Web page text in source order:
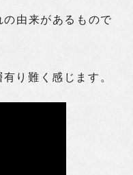
由来があるもので
り難く感じます。